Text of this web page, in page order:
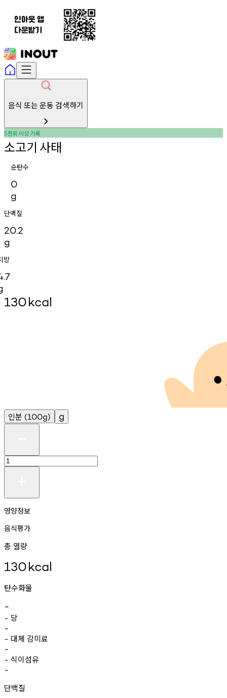
음식 또는 운동 검색하기
5천회 이상기록
소고기 사태
순탄수
0
g
단백질
20.2
g
방
130kcal
인분 (100g) g
영양정보
음식평가
총 열량
130kcal
탄수화물
-
- 당
-
- 대체 감미료
-
- 식이섬유
-
단백질